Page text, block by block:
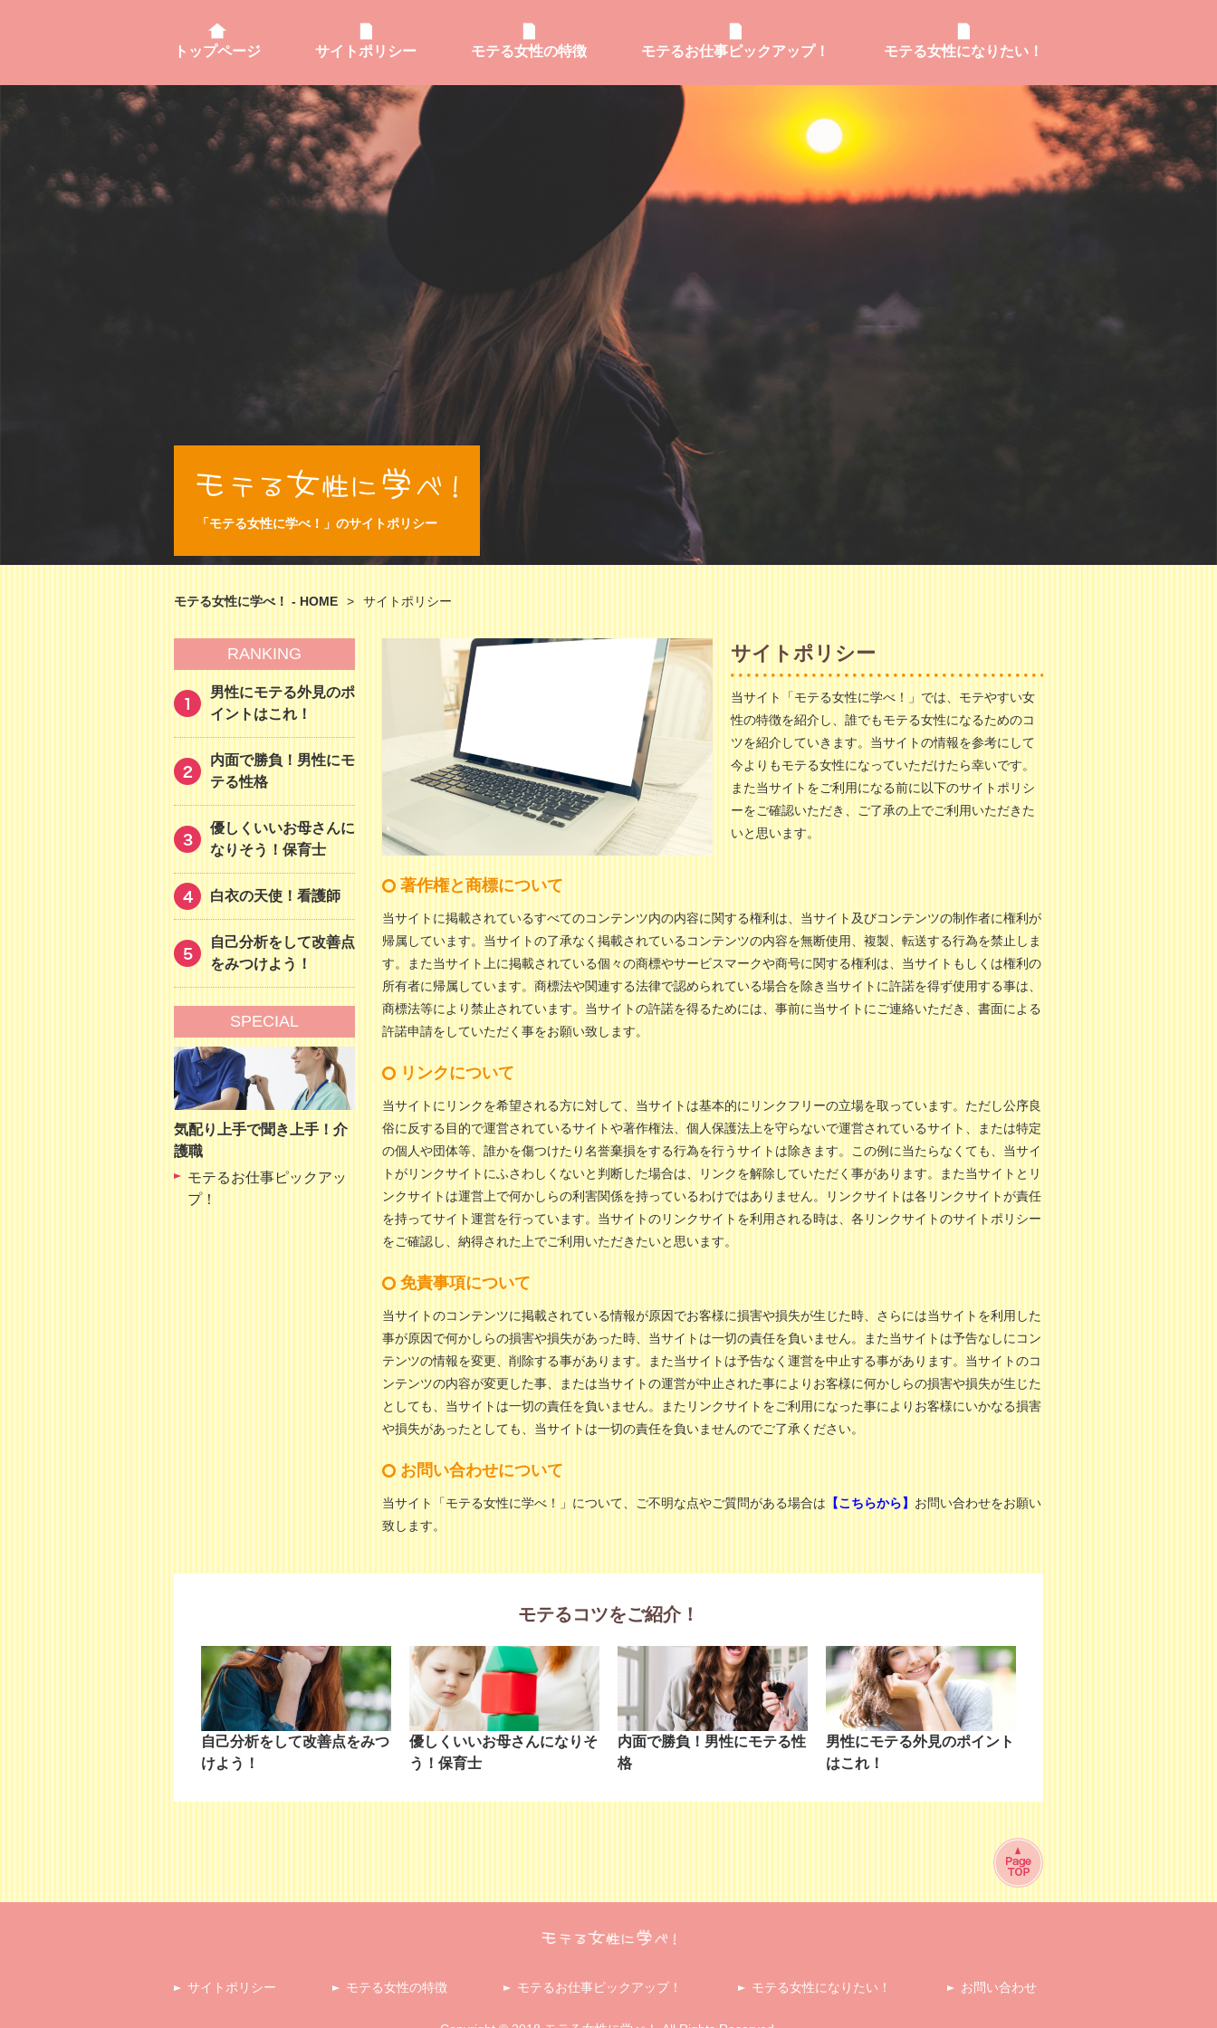
トップページ サイトポリシー モテる女性の特徴 モテるお仕事ピックアップ！ モテる女性になりたい！
「モテる女性に学べ！」のサイトポリシー
モテる女性に学べ！ - HOME > サイトポリシー
サイトポリシー
当サイト「モテる女性に学べ！」では、モテやすい女
性の特徴を紹介し、誰でもモテる女性になるためのコ
ツを紹介していきます。当サイトの情報を参考にして
今よりもモテる女性になっていただけたら幸いです。
また当サイトをご利用になる前に以下のサイトポリシ
ーをご確認いただき、ご了承の上でご利用いただきた
いと思います。
著作権と商標について
当サイトに掲載されているすべてのコンテンツ内の内容に関する権利は、当サイト及びコンテンツの制作者に権利が
帰属しています。当サイトの了承なく掲載されているコンテンツの内容を無断使用、複製、転送する行為を禁止しま
す。また当サイト上に掲載されている個々の商標やサービスマークや商号に関する権利は、当サイトもしくは権利の
所有者に帰属しています。商標法や関連する法律で認められている場合を除き当サイトに許諾を得ず使用する事は、
商標法等により禁止されています。当サイトの許諾を得るためには、事前に当サイトにご連絡いただき、書面による
許諾申請をしていただく事をお願い致します。
リンクについて
当サイトにリンクを希望される方に対して、当サイトは基本的にリンクフリーの立場を取っています。ただし公序良
俗に反する目的で運営されているサイトや著作権法、個人保護法上を守らないで運営されているサイト、または特定
の個人や団体等、誰かを傷つけたり名誉棄損をする行為を行うサイトは除きます。この例に当たらなくても、当サイ
トがリンクサイトにふさわしくないと判断した場合は、リンクを解除していただく事があります。また当サイトとリ
ンクサイトは運営上で何かしらの利害関係を持っているわけではありません。リンクサイトは各リンクサイトが責任
を持ってサイト運営を行っています。当サイトのリンクサイトを利用される時は、各リンクサイトのサイトポリシー
をご確認し、納得された上でご利用いただきたいと思います。
免責事項について
当サイトのコンテンツに掲載されている情報が原因でお客様に損害や損失が生じた時、さらには当サイトを利用した
事が原因で何かしらの損害や損失があった時、当サイトは一切の責任を負いません。また当サイトは予告なしにコン
テンツの情報を変更、削除する事があります。また当サイトは予告なく運営を中止する事があります。当サイトのコ
ンテンツの内容が変更した事、または当サイトの運営が中止された事によりお客様に何かしらの損害や損失が生じた
としても、当サイトは一切の責任を負いません。またリンクサイトをご利用になった事によりお客様にいかなる損害
や損失があったとしても、当サイトは一切の責任を負いませんのでご了承ください。
お問い合わせについて
当サイト「モテる女性に学べ！」について、ご不明な点やご質問がある場合は 【こちらから】 お問い合わせをお願い
致します。
RANKING
男性にモテる外見のポ
イントはこれ！
内面で勝負！男性にモ
テる性格
優しくいいお母さんに
なりそう！保育士
白衣の天使！看護師
自己分析をして改善点
をみつけよう！
SPECIAL
気配り上手で聞き上手！介
護職
モテるお仕事ピックアッ
プ！
モテるコツをご紹介！
自己分析をして改善点をみつ
けよう！
優しくいいお母さんになりそ
う！保育士
内面で勝負！男性にモテる性
格
男性にモテる外見のポイント
はこれ！
サイトポリシー モテる女性の特徴 モテるお仕事ピックアップ！ モテる女性になりたい！ お問い合わせ